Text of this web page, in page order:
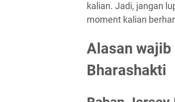
kalian. Jadi, jangan
moment kalian
Alasan
Bharashakti